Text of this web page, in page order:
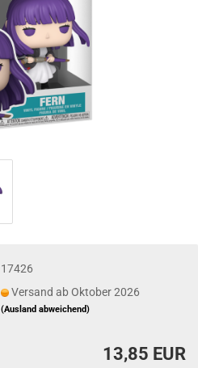
17426
Versand ab Oktober 2026
(Ausland abweichend)
13,85 EUR